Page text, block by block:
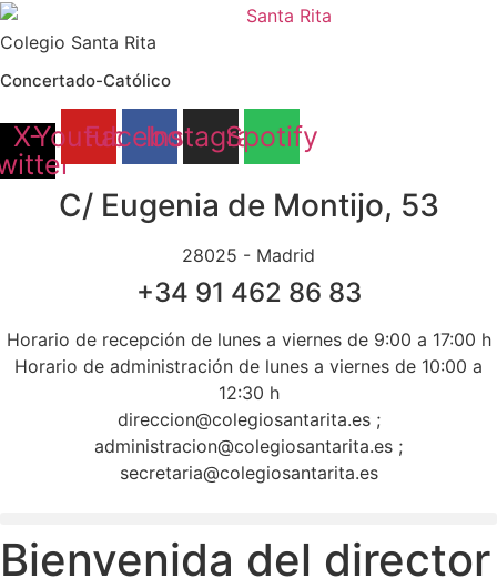
Ir
al
Colegio Santa Rita
Concertado-Católico
X-Youtube
Facebook
Instagram
Spotify
C/ Eugenia de Montijo, 53
28025 - Madrid
+34 91 462 86 83
Horario de recepción de lunes a viernes de 9:00 a 17:00 h
Horario de administración de lunes a viernes de 10:00 a
12:30 h
direccion@colegiosantarita.es ;
administracion@colegiosantarita.es ;
secretaria@colegiosantarita.es
Bienvenida del director